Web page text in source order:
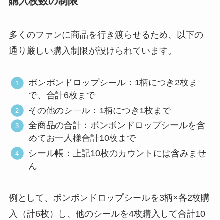
多くのファンに商品を行き渡らせるため、以下の
通り厳しい購入制限が設けられています。
ボンボンドロップシール：1柄につき2枚ま
で、合計6枚まで
その他のシール：1柄につき1枚まで
全商品の合計：ボンボンドロップシールを含
めてお一人様合計10枚まで
シール帳：上記10枚のカウントには含みませ
ん
例として、ボンボンドロップシールを3柄×各2枚購
入（計6枚）し、他のシールを4枚購入して合計10